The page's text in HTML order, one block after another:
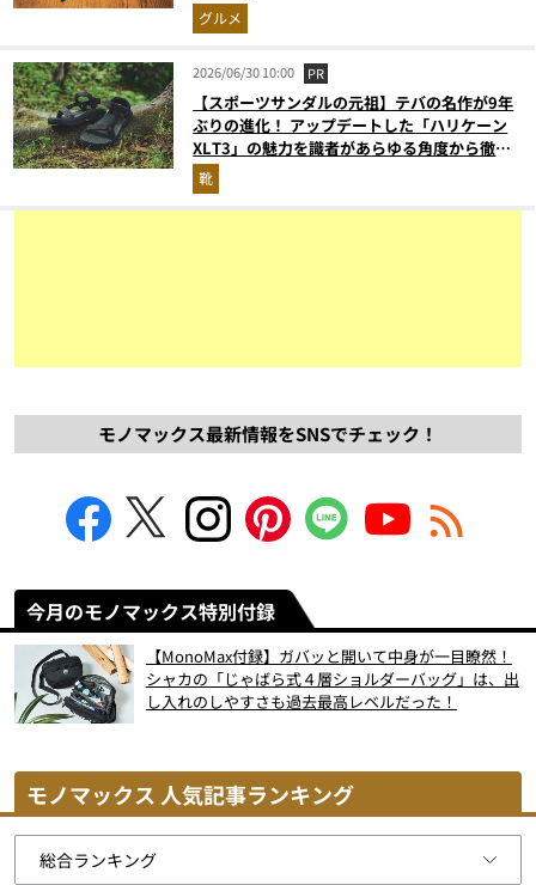
グルメ
2026/06/30 10:00 PR
【スポーツサンダルの元祖】テバの名作が9年
ぶりの進化！ アップデートした「ハリケーン
XLT3」の魅力を識者があらゆる角度から徹底
解説！
靴
モノマックス最新情報をSNSでチェック！
今月のモノマックス特別付録
【MonoMax付録】ガバッと開いて中身が一目瞭然！
シャカの「じゃばら式４層ショルダーバッグ」は、出
し入れのしやすさも過去最高レベルだった！
モノマックス 人気記事ランキング